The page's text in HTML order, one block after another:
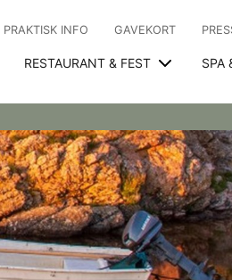
RESTAURANT & FEST SPA
PRAKTISK INFO GAVEKORT